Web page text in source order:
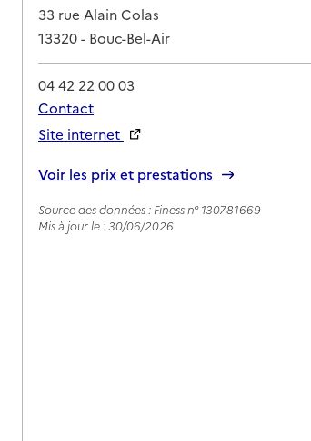
Adresse
33 rue Alain Colas
13320- Bouc-Bel-Air
04 42 22 00 03
Contact
Site internet
Voir les prix et prestations
Source des données : Finess n° 130781669
Mis à jour le : 30/06/2026